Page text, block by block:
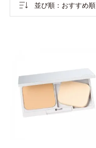
並び順 おすすめ順